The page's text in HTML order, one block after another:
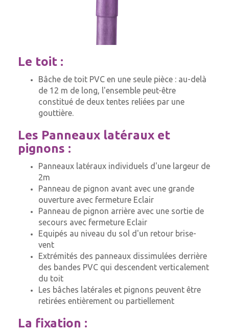
Le toit :
Bâche de toit PVC en une seule pièce : au-delà
de 12 m de long, l'ensemble peut-être
constitué de deux tentes reliées par une
gouttière.
Les Panneaux latéraux et
pignons :
Panneaux latéraux individuels d'une largeur de
2m
Panneau de pignon avant avec une grande
ouverture avec fermeture Eclair
Panneau de pignon arrière avec une sortie de
secours avec fermeture Eclair
Equipés au niveau du sol d'un retour brise-
vent
Extrémités des panneaux dissimulées derrière
des bandes PVC qui descendent verticalement
du toit
Les bâches latérales et pignons peuvent être
retirées entièrement ou partiellement
La fixation :